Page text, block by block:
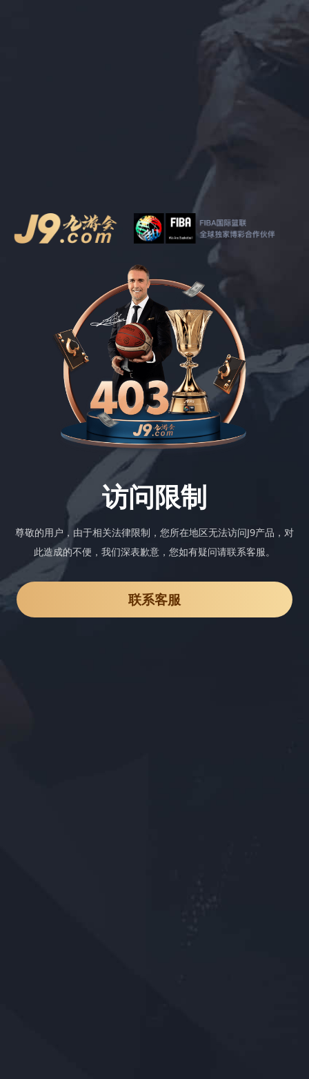
访问限制
尊敬的用户，由于相关法律限制，您所在地区无法访问J9产品，对
此造成的不便，我们深表歉意，您如有疑问请联系客服。
联系客服